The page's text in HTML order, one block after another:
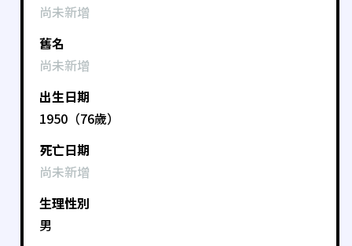
尚未新增
舊名
尚未新增
出生日期
1950（76歲）
死亡日期
尚未新增
生理性別
男